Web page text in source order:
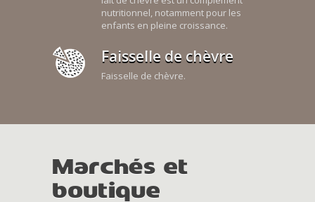
nutritionnel, notamment pour les
enfants en pleine croissance.
Faisselle de chèvre
Faisselle de chèvre.
Marchés et
boutique